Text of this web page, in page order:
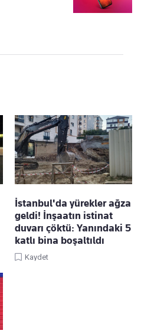
İstanbul'da yürekler ağza
geldi! İnşaatın istinat
duvarı çöktü: Yanındaki 5
katlı bina boşaltıldı
Kaydet